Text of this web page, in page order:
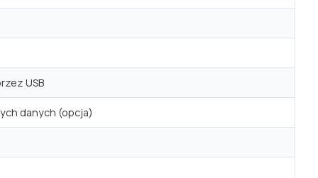
USB
danych (opcja)